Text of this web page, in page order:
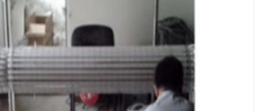
定制红外加热实验设备
红外辐射吸收涂料